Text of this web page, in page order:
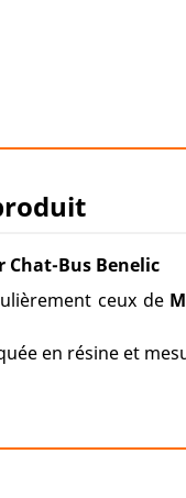
Chat-Bus Benelic
ceux de
en résine et